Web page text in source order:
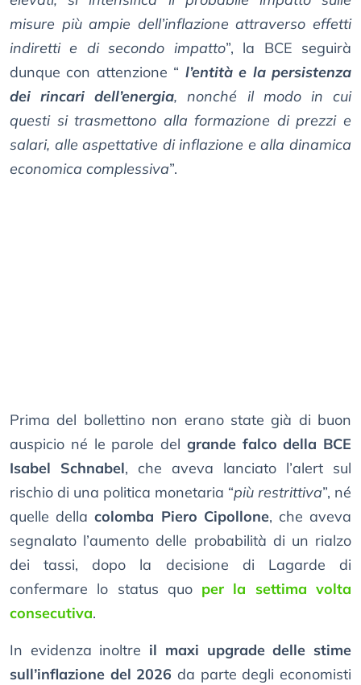
misure più ampie dell’inflazione attraverso effetti
indiretti e di secondo impatto”, la BCE seguirà
dunque con attenzione “ l’entità e la persistenza
dei rincari dell’energia, nonché il modo in cui
questi si trasmettono alla formazione di prezzi e
salari, alle aspettative di inflazione e alla dinamica
economica complessiva”.
Prima del bollettino non erano state già di buon
auspicio né le parole del grande falco della BCE
Isabel Schnabel, che aveva lanciato l’alert sul
rischio di una politica monetaria “più restrittiva”, né
quelle dellacolomba Piero Cipollone, che aveva
segnalato l’aumento delle probabilità di un rialzo
dei tassi, dopo la decisione di Lagarde di
confermare lo status quo per la settima volta
consecutiva.
In evidenza inoltre il maxi upgrade delle stime
sull’inflazione del 2026 da parte degli economisti